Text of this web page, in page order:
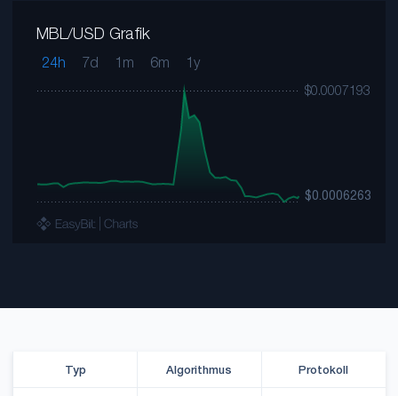
MBL/USD Grafik
24h 7d 1m 6m 1y
Typ Algorithmus Protokoll